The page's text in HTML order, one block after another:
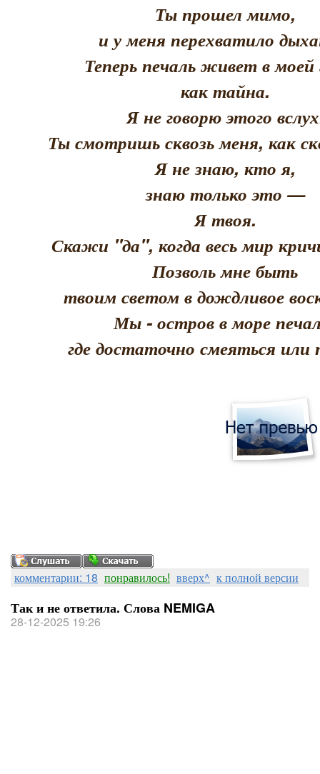
Ты прошел мимо,
и у меня перехватило
Теперь печаль живет в моей
как тайна.
Я не говорю этого
Ты смотришь сквозь меня, как
Я не знаю, кто я,
знаю только это —
Я твоя.
Скажи "да", когда весь мир
Позволь мне быть
твоим светом в дождливое
Мы - остров в море
где достаточно смеяться или
комментарии: 18 понравилось! вверх^ к полной версии
Так и не ответила. Слова NEMIGA
28-12-2025 19:26